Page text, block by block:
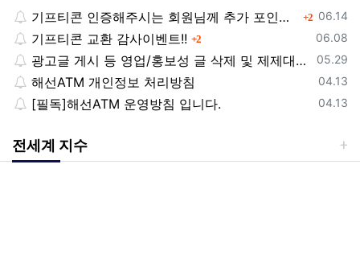
등록일
06.14
기프티콘 인증해주시는 회원님께 추가 포인트 쏩니다!! 2댓글
등록일
06.08
기프티콘 교환 감사이벤트!! 2댓글
등록일
05.29
광고글 게시 등 영업/홍보성 글 삭제 및 제제대상입니다.
등록일
04.13
해선ATM 개인정보 처리방침
등록일
04.13
[필독]해선ATM 운영방침 입니다.
전세계 지수